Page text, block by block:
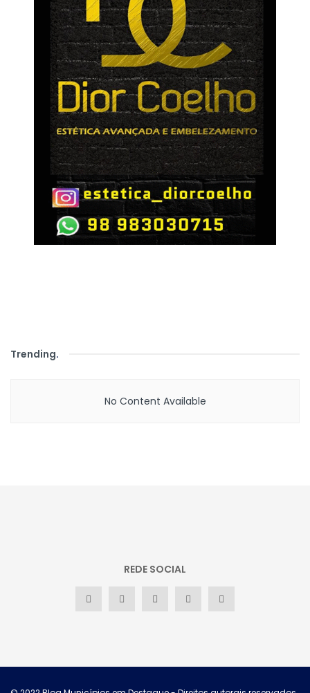
Trending.
No Content Available
REDE SOCIAL